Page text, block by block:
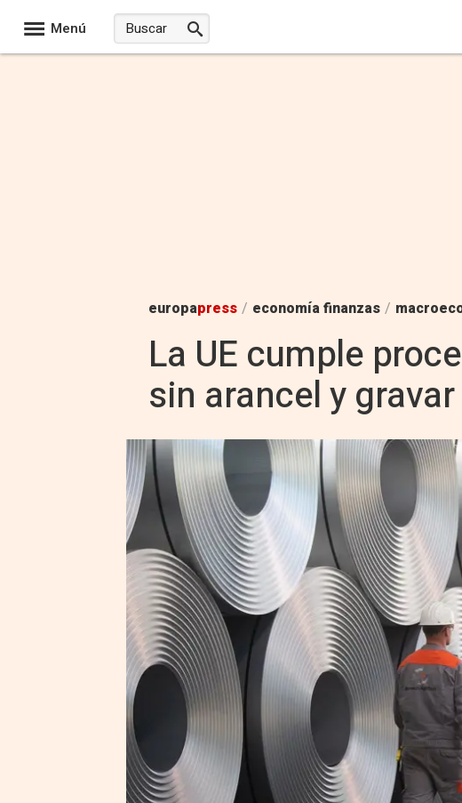
Menú
europapress / economía finanzas /
La UE cumple
sin arancel y